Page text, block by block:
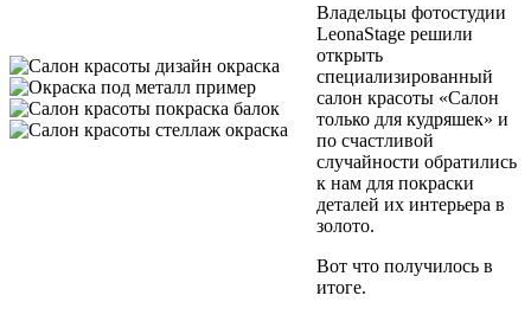
Владельцы фотостудии
LeonaStage решили
открыть
специализированный
салон красоты «Салон
только для кудряшек» и
по счастливой
случайности обратились
к нам для покраски
деталей их интерьера в
золото.
Вот что получилось в
итоге.